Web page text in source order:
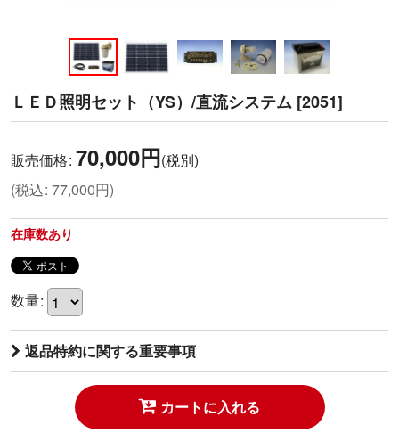
ＬＥＤ照明セット（YS）/直流システム [2051]
販売価格: 70,000円(税別)
(税込: 77,000円)
在庫数あり
数量:
返品特約に関する重要事項
カートに入れる